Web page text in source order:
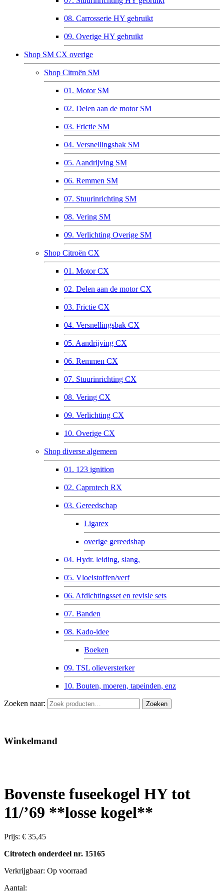
08. Carrosserie HY gebruikt
09. Overige HY gebruikt
Shop SM CX overige
Shop Citroën SM
01. Motor SM
02. Delen aan de motor SM
03. Frictie SM
04. Versnellingsbak SM
05. Aandrijving SM
06. Remmen SM
07. Stuurinrichting SM
08. Vering SM
09. Verlichting Overige SM
Shop Citroën CX
01. Motor CX
02. Delen aan de motor CX
03. Frictie CX
04. Versnellingsbak CX
05. Aandrijving CX
06. Remmen CX
07. Stuurinrichting CX
08. Vering CX
09. Verlichting CX
10. Overige CX
Shop diverse algemeen
01. 123 ignition
02. Caprotech RX
03. Gereedschap
Ligarex
overige gereedshap
04. Hydr. leiding, slang,
05. Vloeistoffen/verf
06. Afdichtingsset en revisie sets
07. Banden
08. Kado-idee
Boeken
09. TSL olieversterker
10. Bouten, moeren, tapeinden, enz
Zoeken naar: Zoeken
Winkelmand
Bovenste fuseekogel HY tot
11/’69 **losse kogel**
Prijs: € 35,45
Citrotech onderdeel nr. 15165
Verkrijgbaar: Op voorraad
Aantal: